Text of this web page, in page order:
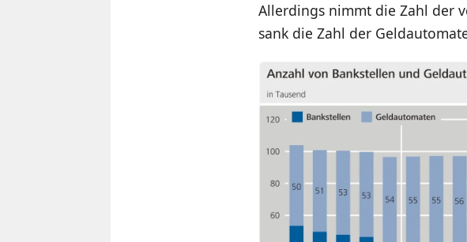
Allerdings nimmt die Zahl der
sank die Zahl der